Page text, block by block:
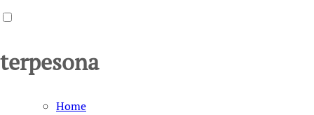
terpesona
Home